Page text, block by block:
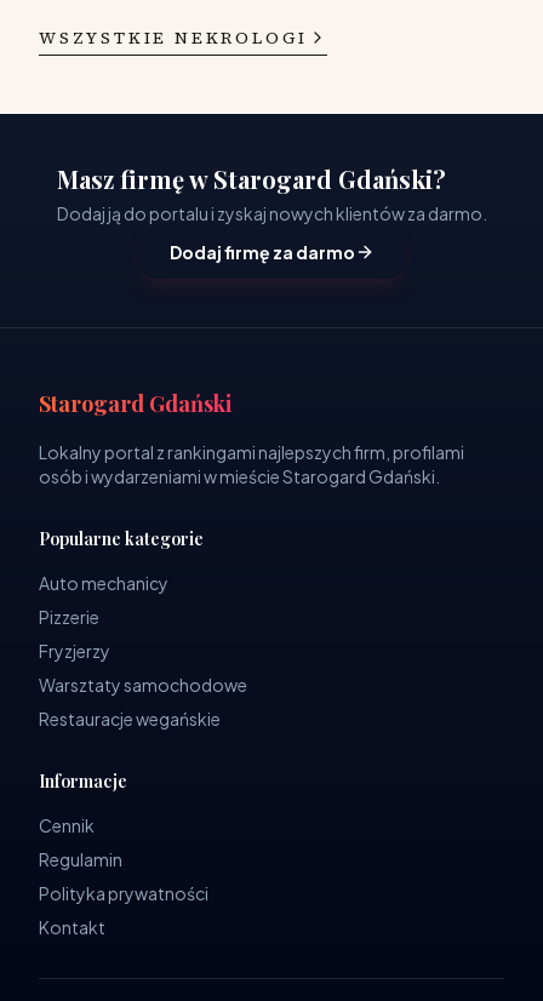
WSZYSTKIE NEKROLOGI
Masz firmę w Starogard Gdański?
Dodaj ją do portalu i zyskaj nowych klientów za darmo.
Dodaj firmę za darmo
Starogard Gdański
Lokalny portal z rankingami najlepszych firm, profilami
osób i wydarzeniami w mieście Starogard Gdański.
Popularne kategorie
Auto mechanicy
Pizzerie
Fryzjerzy
Warsztaty samochodowe
Restauracje wegańskie
Informacje
Cennik
Regulamin
Polityka prywatności
Kontakt